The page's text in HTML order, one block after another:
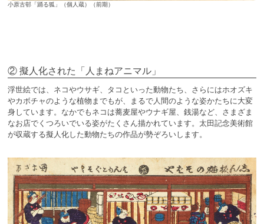
小原古邨「踊る狐」（個人蔵）（前期）
② 擬人化された「人まねアニマル」
浮世絵では、ネコやウサギ、タコといった動物たち、さらにはホオズキ
やカボチャのような植物までもが、まるで人間のような姿かたちに大変
身しています。なかでもネコは蕎麦屋やウナギ屋、銭湯など、さまざま
なお店でくつろいでいる姿がたくさん描かれています。太田記念美術館
が収蔵する擬人化した動物たちの作品が勢ぞろいします。